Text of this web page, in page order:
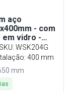
aço
- com
vidro -
: WSK204G
400 mm
mm